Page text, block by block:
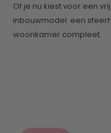
Of je nu kiest voor een
inbouwmodel: een
woonkamer compleet.